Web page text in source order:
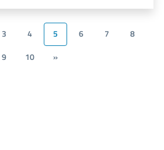
3 4 5 6 7
8
9
10 »